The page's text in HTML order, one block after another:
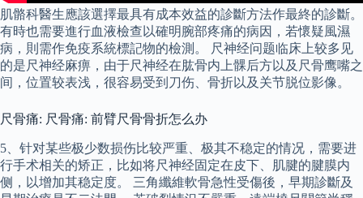
肌骼科醫生應該選擇最具有成本效益的診斷方法作最終的診斷。
有時也需要進行血液檢查以確明腕部疼痛的病因，若懷疑風濕
病，則需作免疫系統標記物的檢測。 尺神经问题临床上较多见
的是尺神经麻痹，由于尺神经在肱骨内上髁后方以及尺骨鹰嘴之
间，位置较表浅，很容易受到刀伤、骨折以及关节脱位影像。
尺骨痛: 尺骨痛: 前臂尺骨骨折怎么办
5、针对某些极少数损伤比较严重、极其不稳定的情况，需要进
行手术相关的矫正，比如将尺神经固定在皮下、肌腱的腱膜内
侧，以增加其稳定度。 三角纖維軟骨急性受傷後，早期診斷及